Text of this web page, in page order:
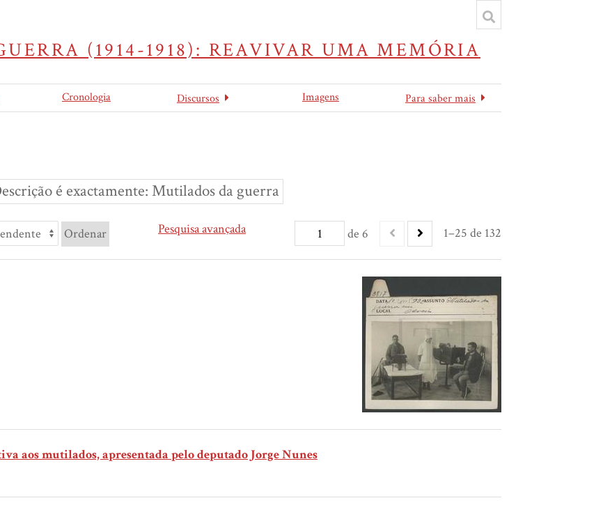
(1914-1918): REAVIVAR UMA MEMÓRIA
Cronologia Discursos Imagens Para saber mais
é exactamente Mutilados da guerra
de 6 1–25 de 132
Pesquisa avançada
Ordenar
aos mutilados, apresentada pelo deputado Jorge Nunes